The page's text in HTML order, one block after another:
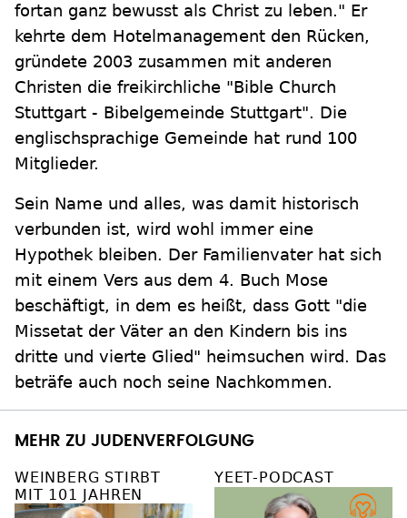
fortan ganz bewusst als Christ zu leben." Er
kehrte dem Hotelmanagement den Rücken,
gründete 2003 zusammen mit anderen
Christen die freikirchliche "Bible Church
Stuttgart - Bibelgemeinde Stuttgart". Die
englischsprachige Gemeinde hat rund 100
Mitglieder.
Sein Name und alles, was damit historisch
verbunden ist, wird wohl immer eine
Hypothek bleiben. Der Familienvater hat sich
mit einem Vers aus dem 4. Buch Mose
beschäftigt, in dem es heißt, dass Gott "die
Missetat der Väter an den Kindern bis ins
dritte und vierte Glied" heimsuchen wird. Das
beträfe auch noch seine Nachkommen.
MEHR ZU JUDENVERFOLGUNG
WEINBERG STIRBT
MIT 101 JAHREN
YEET-PODCAST